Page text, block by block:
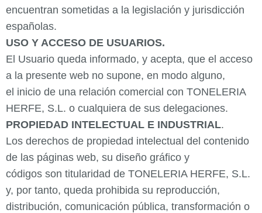
encuentran sometidas a la legislación y jurisdicción
españolas.
USO Y ACCESO DE USUARIOS.
El Usuario queda informado, y acepta, que el acceso
a la presente web no supone, en modo alguno,
el inicio de una relación comercial con TONELERIA
HERFE, S.L. o cualquiera de sus delegaciones.
PROPIEDAD INTELECTUAL E INDUSTRIAL.
Los derechos de propiedad intelectual del contenido
de las páginas web, su diseño gráfico y
códigos son titularidad de TONELERIA HERFE, S.L.
y, por tanto, queda prohibida su reproducción,
distribución, comunicación pública, transformación o